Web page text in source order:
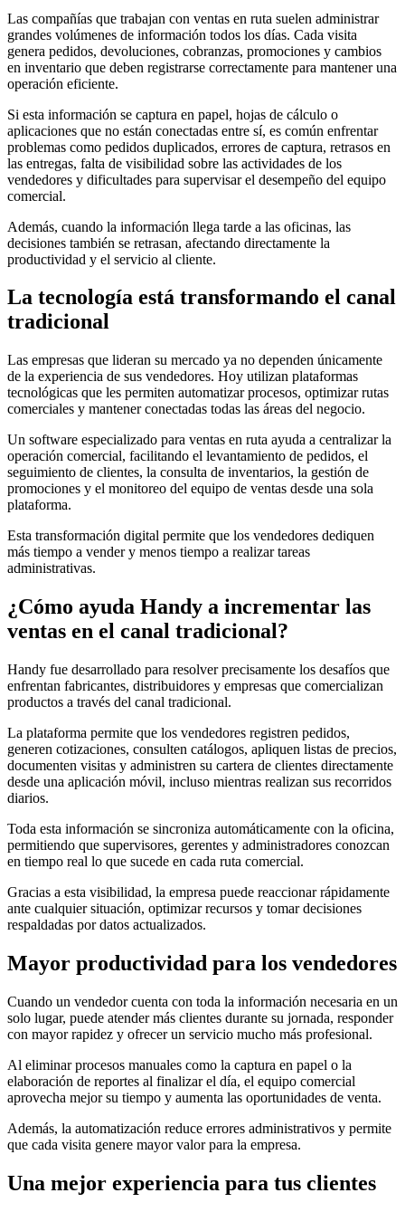
Las compañías que trabajan con ventas en ruta suelen administrar
grandes volúmenes de información todos los días. Cada visita
genera pedidos, devoluciones, cobranzas, promociones y cambios
en inventario que deben registrarse correctamente para mantener una
operación eficiente.
Si esta información se captura en papel, hojas de cálculo o
aplicaciones que no están conectadas entre sí, es común enfrentar
problemas como pedidos duplicados, errores de captura, retrasos en
las entregas, falta de visibilidad sobre las actividades de los
vendedores y dificultades para supervisar el desempeño del equipo
comercial.
Además, cuando la información llega tarde a las oficinas, las
decisiones también se retrasan, afectando directamente la
productividad y el servicio al cliente.
La tecnología está transformando el canal
tradicional
Las empresas que lideran su mercado ya no dependen únicamente
de la experiencia de sus vendedores. Hoy utilizan plataformas
tecnológicas que les permiten automatizar procesos, optimizar rutas
comerciales y mantener conectadas todas las áreas del negocio.
Un software especializado para ventas en ruta ayuda a centralizar la
operación comercial, facilitando el levantamiento de pedidos, el
seguimiento de clientes, la consulta de inventarios, la gestión de
promociones y el monitoreo del equipo de ventas desde una sola
plataforma.
Esta transformación digital permite que los vendedores dediquen
más tiempo a vender y menos tiempo a realizar tareas
administrativas.
¿Cómo ayuda Handy a incrementar las
ventas en el canal tradicional?
Handy fue desarrollado para resolver precisamente los desafíos que
enfrentan fabricantes, distribuidores y empresas que comercializan
productos a través del canal tradicional.
La plataforma permite que los vendedores registren pedidos,
generen cotizaciones, consulten catálogos, apliquen listas de precios,
documenten visitas y administren su cartera de clientes directamente
desde una aplicación móvil, incluso mientras realizan sus recorridos
diarios.
Toda esta información se sincroniza automáticamente con la oficina,
permitiendo que supervisores, gerentes y administradores conozcan
en tiempo real lo que sucede en cada ruta comercial.
Gracias a esta visibilidad, la empresa puede reaccionar rápidamente
ante cualquier situación, optimizar recursos y tomar decisiones
respaldadas por datos actualizados.
Mayor productividad para los vendedores
Cuando un vendedor cuenta con toda la información necesaria en un
solo lugar, puede atender más clientes durante su jornada, responder
con mayor rapidez y ofrecer un servicio mucho más profesional.
Al eliminar procesos manuales como la captura en papel o la
elaboración de reportes al finalizar el día, el equipo comercial
aprovecha mejor su tiempo y aumenta las oportunidades de venta.
Además, la automatización reduce errores administrativos y permite
que cada visita genere mayor valor para la empresa.
Una mejor experiencia para tus clientes